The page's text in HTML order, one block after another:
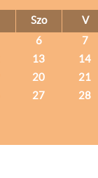
Szo
V
6
7
13
14
20
21
27
28